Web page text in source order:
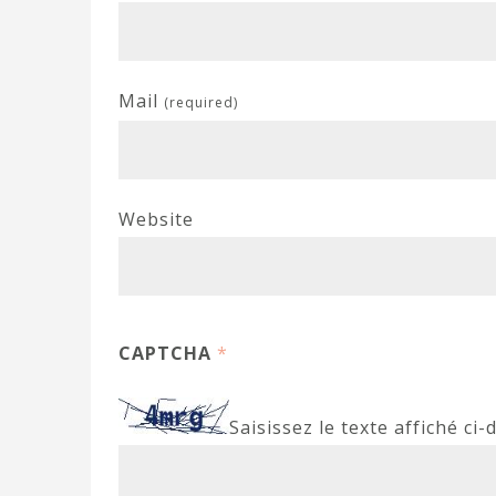
Mail (required)
Website
CAPTCHA *
Saisissez le texte affiché ci-